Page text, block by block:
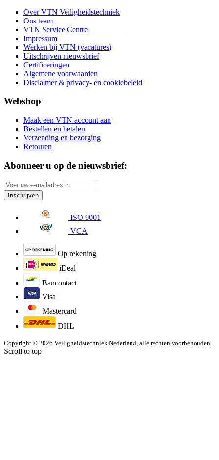
Over VTN Veiligheidstechniek
Ons team
VTN Service Centre
Impressum
Werken bij VTN (vacatures)
Uitschrijven nieuwsbrief
Certificeringen
Algemene voorwaarden
Disclaimer & privacy- en cookiebeleid
Webshop
Maak een VTN account aan
Bestellen en betalen
Verzending en bezorging
Retouren
Abonneer u op de nieuwsbrief:
Inschrijven
ISO 9001
VCA
Op rekening
iDeal
Bancontact
Visa
Mastercard
DHL
Copyright © 2026 Veiligheidstechniek Nederland, alle rechten voorbehouden
Scroll to top